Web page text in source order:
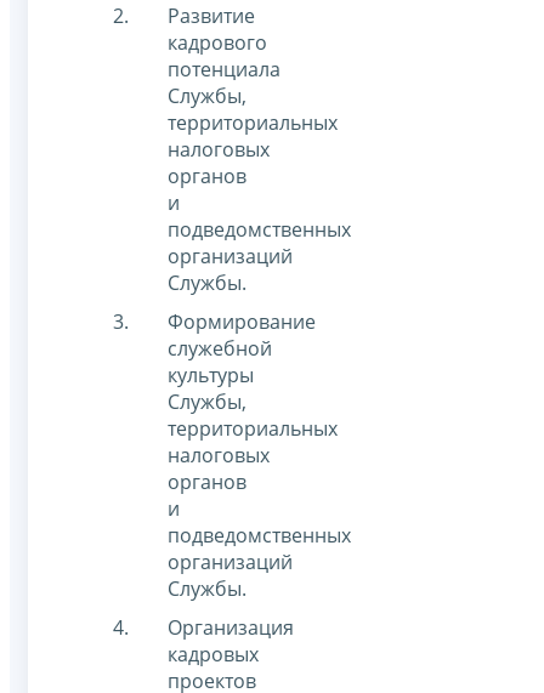
Развитие
кадрового
потенциала
Службы,
территориальных
налоговых
органов
и
подведомственных
организаций
Службы.
Формирование
служебной
культуры
Службы,
территориальных
налоговых
органов
и
подведомственных
организаций
Службы.
Организация
кадровых
проектов